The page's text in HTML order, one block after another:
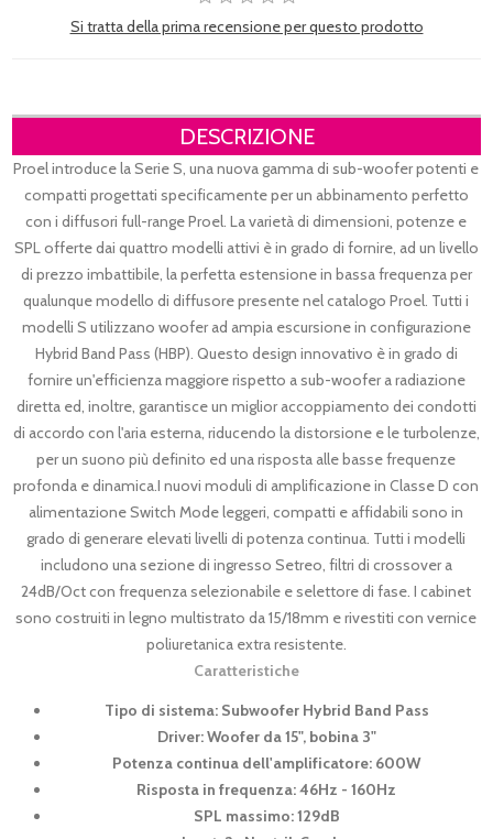
Si tratta della prima recensione per questo prodotto
DESCRIZIONE
Proel introduce la Serie S, una nuova gamma di sub-woofer potenti e
compatti progettati specificamente per un abbinamento perfetto
con i diffusori full-range Proel. La varietà di dimensioni, potenze e
SPL offerte dai quattro modelli attivi è in grado di fornire, ad un livello
di prezzo imbattibile, la perfetta estensione in bassa frequenza per
qualunque modello di diffusore presente nel catalogo Proel. Tutti i
modelli S utilizzano woofer ad ampia escursione in configurazione
Hybrid Band Pass (HBP). Questo design innovativo è in grado di
fornire un'efficienza maggiore rispetto a sub-woofer a radiazione
diretta ed, inoltre, garantisce un miglior accoppiamento dei condotti
di accordo con l'aria esterna, riducendo la distorsione e le turbolenze,
per un suono più definito ed una risposta alle basse frequenze
profonda e dinamica.I nuovi moduli di amplificazione in Classe D con
alimentazione Switch Mode leggeri, compatti e affidabili sono in
grado di generare elevati livelli di potenza continua. Tutti i modelli
includono una sezione di ingresso Setreo, filtri di crossover a
24dB/Oct con frequenza selezionabile e selettore di fase. I cabinet
sono costruiti in legno multistrato da 15/18mm e rivestiti con vernice
poliuretanica extra resistente.
Caratteristiche
Tipo di sistema: Subwoofer Hybrid Band Pass
Driver: Woofer da 15", bobina 3"
Potenza continua dell'amplificatore: 600W
Risposta in frequenza: 46Hz - 160Hz
SPL massimo: 129dB